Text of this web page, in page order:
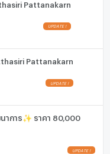
องพัก
Pattanakarn
Pattanakarn
าคา 80,000